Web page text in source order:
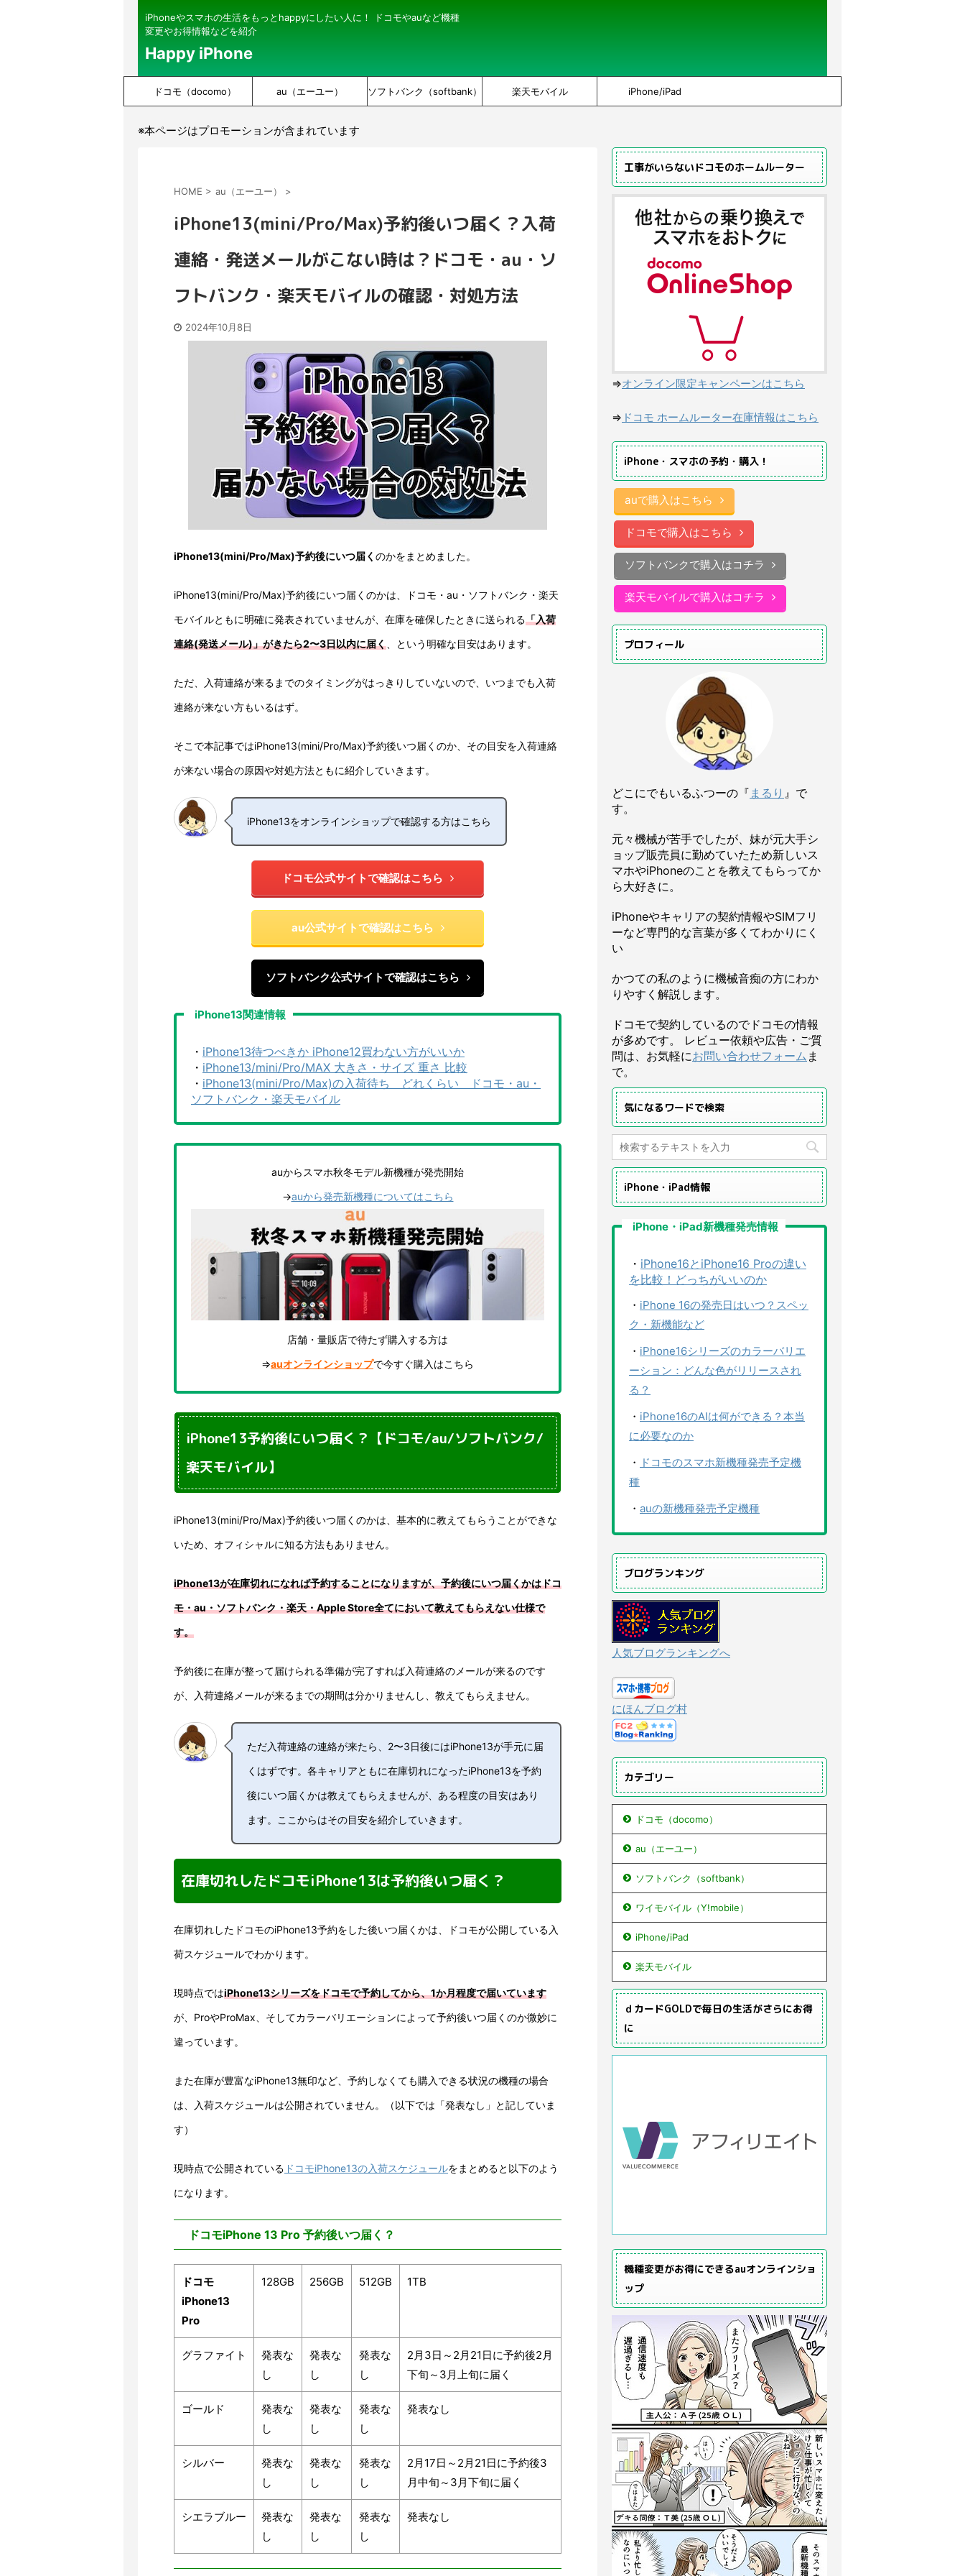
iPhoneやスマホの生活をもっとhappyにしたい人に！ ドコモやauなど機種
変更やお得情報などを紹介
Happy iPhone
ドコモ（docomo） au（エーユー） ソフトバンク（softbank） 楽天モバイル iPhone/iPad
※本ページはプロモーションが含まれています
HOME > au（エーユー） >
iPhone13(mini/Pro/Max)予約後いつ届く？入荷
連絡・発送メールがこない時は？ドコモ・au・ソ
フトバンク・楽天モバイルの確認・対処方法
2024年10月8日
iPhone13(mini/Pro/Max)予約後にいつ届く のかをまとめました。
iPhone13(mini/Pro/Max)予約後にいつ届くのかは、ドコモ・au・ソフトバンク・楽天
モバイルともに明確に発表されていませんが、在庫を確保したときに送られる「入荷
連絡(発送メール)」がきたら2〜3日以内に届く 、という明確な目安はあります。
ただ、入荷連絡が来るまでのタイミングがはっきりしていないので、いつまでも入荷
連絡が来ない方もいるはず。
そこで本記事ではiPhone13(mini/Pro/Max)予約後いつ届くのか、その目安を入荷連絡
が来ない場合の原因や対処方法ともに紹介していきます。
iPhone13をオンラインショップで確認する方はこちら
ドコモ公式サイトで確認はこちら
au公式サイトで確認はこちら
ソフトバンク公式サイトで確認はこちら
iPhone13関連情報
・ iPhone13待つべきか iPhone12買わない方がいいか
・ iPhone13/mini/Pro/MAX 大きさ・サイズ 重さ 比較
・ iPhone13(mini/Pro/Max)の入荷待ち どれくらい ドコモ・au・
ソフトバンク・楽天モバイル
auからスマホ秋冬モデル新機種が発売開始
→auから発売新機種についてはこちら
店舗・量販店で待たず購入する方は
⇒auオンラインショップで今すぐ購入はこちら
iPhone13予約後にいつ届く？【ドコモ/au/ソフトバンク/
楽天モバイル】
iPhone13(mini/Pro/Max)予約後いつ届くのかは、基本的に教えてもらうことができな
いため、オフィシャルに知る方法もありません。
iPhone13が在庫切れになれば予約することになりますが、予約後にいつ届くかはドコ
モ・au・ソフトバンク・楽天・Apple Store全てにおいて教えてもらえない仕様で
す。
予約後に在庫が整って届けられる準備が完了すれば入荷連絡のメールが来るのです
が、入荷連絡メールが来るまでの期間は分かりませんし、教えてもらえません。
ただ入荷連絡の連絡が来たら、2〜3日後にはiPhone13が手元に届
くはずです。各キャリアともに在庫切れになったiPhone13を予約
後にいつ届くかは教えてもらえませんが、ある程度の目安はあり
ます。ここからはその目安を紹介していきます。
在庫切れしたドコモiPhone13は予約後いつ届く？
在庫切れしたドコモのiPhone13予約をした後いつ届くかは、ドコモが公開している入
荷スケジュールでわかります。
現時点ではiPhone13シリーズをドコモで予約してから、1か月程度で届いています
が、ProやProMax、そしてカラーバリエーションによって予約後いつ届くのか微妙に
違っています。
また在庫が豊富なiPhone13無印など、予約しなくても購入できる状況の機種の場合
は、入荷スケジュールは公開されていません。（以下では「発表なし」と記していま
す）
現時点で公開されている ドコモiPhone13の入荷スケジュールをまとめると以下のよう
になります。
ドコモiPhone 13 Pro 予約後いつ届く？
ドコモ
iPhone13
Pro
128GB 256GB 512GB 1TB
グラファイト
発表な
し
発表な
し
発表な
し
2月3日～2月21日に予約後2月
下旬～3月上旬に届く
ゴールド
発表な
し
発表な
し
発表な
し
発表なし
シルバー
発表な
し
発表な
し
発表な
し
2月17日～2月21日に予約後3
月中旬～3月下旬に届く
シエラブルー
発表な
し
発表な
し
発表な
し
発表なし
工事がいらないドコモのホームルーター
⇒オンライン限定キャンペーンはこちら
⇒ ドコモ ホームルーター在庫情報はこちら
iPhone・スマホの予約・購入！
auで購入はこちら
ドコモで購入はこちら
ソフトバンクで購入はコチラ
楽天モバイルで購入はコチラ
プロフィール
どこにでもいるふつーの『 まるり 』で
す。
元々機械が苦手でしたが、妹が元大手シ
ョップ販売員に勤めていたため新しいス
マホやiPhoneのことを教えてもらってか
ら大好きに。
iPhoneやキャリアの契約情報やSIMフリ
ーなど専門的な言葉が多くてわかりにく
い
かつての私のように機械音痴の方にわか
りやすく解説します。
ドコモで契約しているのでドコモの情報
が多めです。 レビュー依頼や広告・ご質
問は、お気軽にお問い合わせフォーム ま
で。
気になるワードで検索
iPhone・iPad情報
iPhone・iPad新機種発売情報
・ iPhone16とiPhone16 Proの違い
を比較！どっちがいいのか
・ iPhone 16の発売日はいつ？スペッ
ク・新機能など
・ iPhone16シリーズのカラーバリエ
ーション：どんな色がリリースされ
る？
・ iPhone16のAIは何ができる？本当
に必要なのか
・ ドコモのスマホ新機種発売予定機
種
・ auの新機種発売予定機種
ブログランキング
人気ブログランキングへ
にほんブログ村
カテゴリー
ドコモ（docomo）
au（エーユー）
ソフトバンク（softbank）
ワイモバイル（Y!mobile）
iPhone/iPad
楽天モバイル
ｄカードGOLDで毎日の生活がさらにお得
に
機種変更がお得にできるauオンラインショ
ップ